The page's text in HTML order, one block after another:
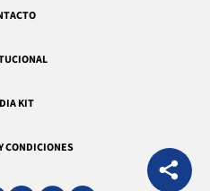
KIT
CONDICIONES